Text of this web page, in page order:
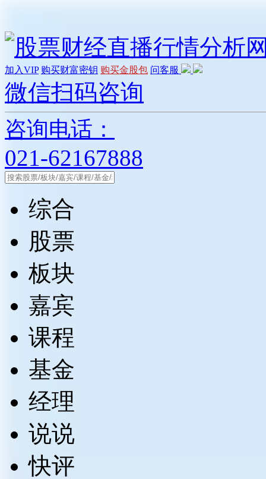
加入VIP 购买财富密钥 购买金股包 问客服
微信扫码咨询
咨询电话：
021-62167888
综合
股票
板块
嘉宾
课程
基金
经理
说说
快评